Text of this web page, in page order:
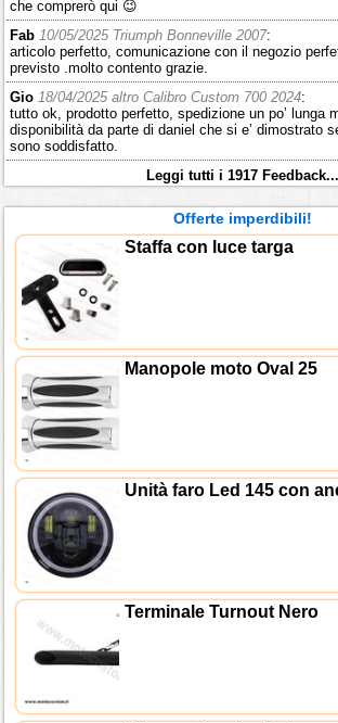
che comprerò qui 😉
Fab 10/05/2025 Triumph Bonneville 2007:
articolo perfetto, comunicazione con il negozio
previsto .molto contento grazie.
Gio 18/04/2025 altro Calibro Custom 700 2024:
tutto ok, prodotto perfetto, spedizione un po’ lunga
disponibilità da parte di daniel che si e’ dimostrato
sono soddisfatto.
Leggi tutti i 1917 Feedback...
Offerte imperdibili!
Staffa con luce targa
Manopole moto Oval 25
Unità faro Led 145 con
Terminale Turnout Nero